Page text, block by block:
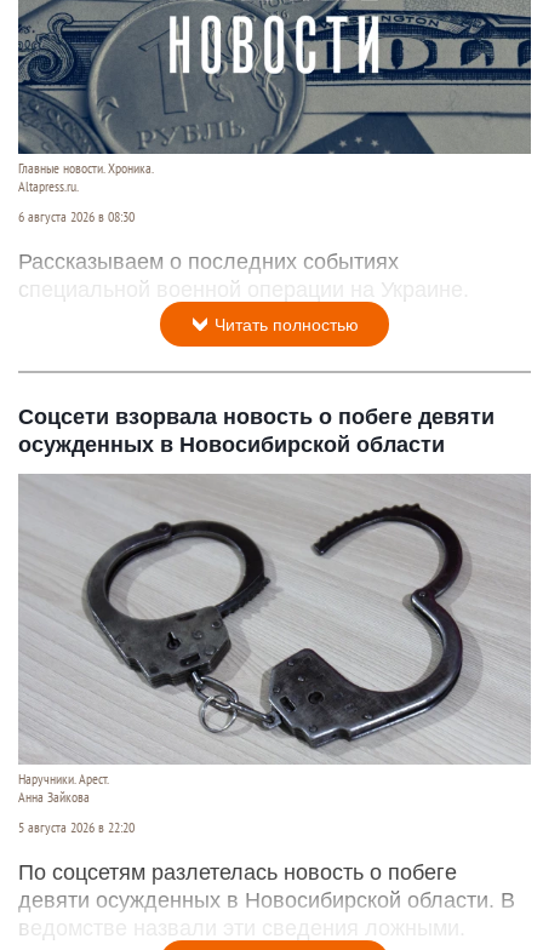
Главные новости. Хроника.
Altapress.ru.
6 августа 2026 в 08:30
Рассказываем о последних событиях
специальной военной операции на Украине.
Читать полностью
Соцсети взорвала новость о побеге девяти
осужденных в Новосибирской области
Наручники. Арест.
Анна Зайкова
5 августа 2026 в 22:20
По соцсетям разлетелась новость о побеге
девяти осужденных в Новосибирской области. В
ведомстве назвали эти сведения ложными.